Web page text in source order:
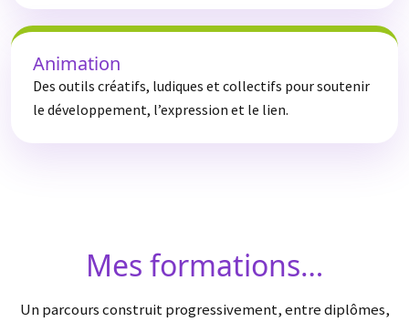
Animation
Des outils créatifs, ludiques et collectifs pour soutenir
le développement, l’expression et le lien.
Mes formations…
Un parcours construit progressivement, entre diplômes,